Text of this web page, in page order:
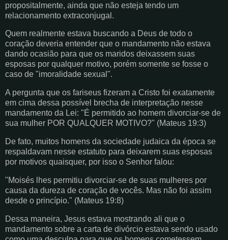
propositalmente, ainda que não esteja tendo um
relacionamento extraconjugal.
Quem realmente estava buscando a Deus de todo o
coração deveria entender que o mandamento não estava
dando ocasião para que os maridos deixassem suas
esposas por qualquer motivo, porém somente se fosse o
caso de "imoralidade sexual".
A pergunta que os fariseus fizeram a Cristo foi exatamente
em cima dessa possível brecha de interpretação nesse
mandamento da Lei: "É permitido ao homem divorciar-se de
sua mulher POR QUALQUER MOTIVO?" (Mateus 19:3)
De fato, muitos homens da sociedade judaica da época se
respaldavam nesse estatuto para deixarem suas esposas
por motivos quaisquer, por isso o Senhor falou:
"Moisés lhes permitiu divorciar-se de suas mulheres por
causa da dureza de coração de vocês. Mas não foi assim
desde o princípio." (Mateus 19:8)
Dessa maneira, Jesus estava mostrando ali que o
mandamento sobre a carta de divórcio estava sendo usado